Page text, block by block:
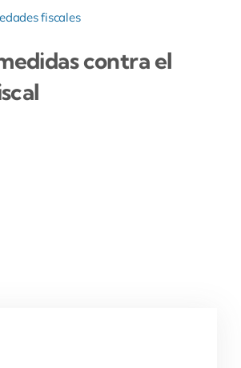
fiscales
contra el